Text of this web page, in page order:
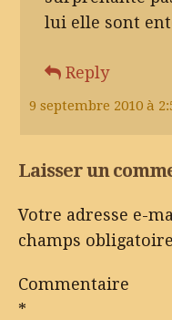
9 septembre 2010 à
lui elle sont
Reply
Laisser un
Votre adresse e-
champs
Commentaire
*